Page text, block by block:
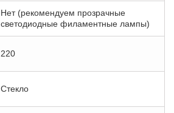
Нет (рекомендуем прозрачные
светодиодные филаментные лампы)
220
Стекло